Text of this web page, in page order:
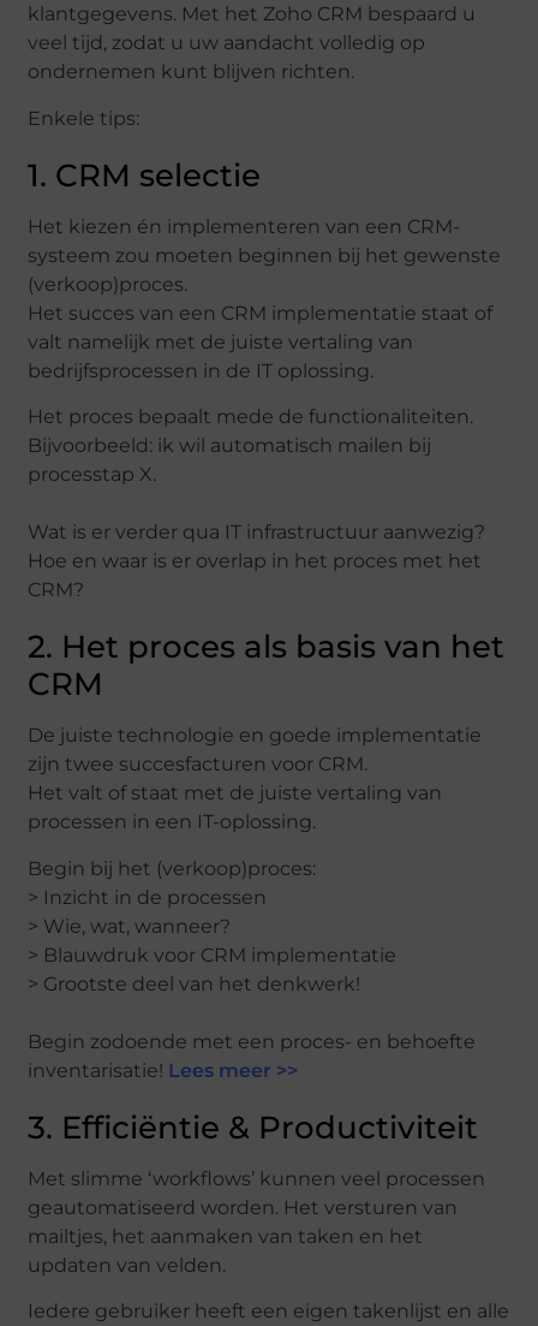
klantgegevens. Met het Zoho CRM bespaard u
veel tijd, zodat u uw aandacht volledig op
ondernemen kunt blijven richten.
Enkele tips:
1. CRM selectie
Het kiezen én implementeren van een CRM-
systeem zou moeten beginnen bij het gewenste
(verkoop)proces.
Het succes van een CRM implementatie staat of
valt namelijk met de juiste vertaling van
bedrijfsprocessen in de IT oplossing.
Het proces bepaalt mede de functionaliteiten.
Bijvoorbeeld: ik wil automatisch mailen bij
processtap X.
Wat is er verder qua IT infrastructuur aanwezig?
Hoe en waar is er overlap in het proces met het
CRM?
2. Het proces als basis van het
CRM
De juiste technologie en goede implementatie
zijn twee succesfacturen voor CRM.
Het valt of staat met de juiste vertaling van
processen in een IT-oplossing.
Begin bij het (verkoop)proces:
> Inzicht in de processen
> Wie, wat, wanneer?
> Blauwdruk voor CRM implementatie
> Grootste deel van het denkwerk!
Begin zodoende met een proces- en behoefte
inventarisatie! Lees meer >>
3. Efficiëntie & Productiviteit
Met slimme ‘workflows’ kunnen veel processen
geautomatiseerd worden. Het versturen van
mailtjes, het aanmaken van taken en het
updaten van velden.
Iedere gebruiker heeft een eigen takenlijst en alle